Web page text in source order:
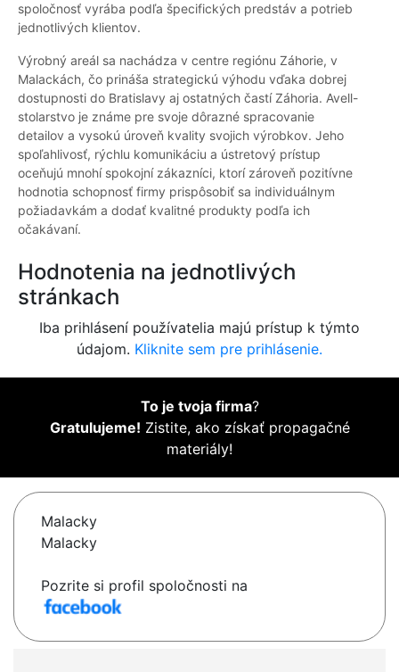
spoločnosť vyrába podľa špecifických predstáv a potrieb
jednotlivých klientov.
Výrobný areál sa nachádza v centre regiónu Záhorie, v
Malackách, čo prináša strategickú výhodu vďaka dobrej
dostupnosti do Bratislavy aj ostatných častí Záhoria. Avell-
stolarstvo je známe pre svoje dôrazné spracovanie
detailov a vysokú úroveň kvality svojich výrobkov. Jeho
spoľahlivosť, rýchlu komunikáciu a ústretový prístup
oceňujú mnohí spokojní zákazníci, ktorí zároveň pozitívne
hodnotia schopnosť firmy prispôsobiť sa individuálnym
požiadavkám a dodať kvalitné produkty podľa ich
očakávaní.
Hodnotenia na jednotlivých
stránkach
Iba prihlásení používatelia majú prístup k týmto
údajom. Kliknite sem pre prihlásenie.
To je tvoja firma?
Gratulujeme! Zistite, ako získať propagačné
materiály!
Malacky
Malacky
Pozrite si profil spoločnosti na